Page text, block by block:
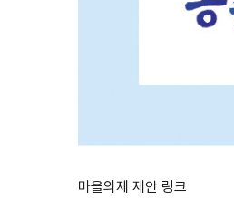
마을의제 제안 링크